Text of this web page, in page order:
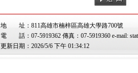
地 址：811高雄市楠梓區高雄大學路700號
電 話：07-5919362 傳真：07-5919360 e-mail:
更新日期：2026/5/6 下午 01:34:12